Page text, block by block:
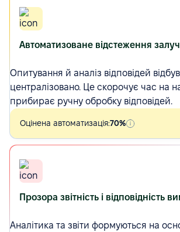
Автоматизоване відстеження
Опитування й аналіз відповідей
централізовано. Це скорочує час на
прибирає ручну обробку відповідей.
Оцінена автоматизація:70%
Прозора звітність і відповідність
Аналітика та звіти формуються на